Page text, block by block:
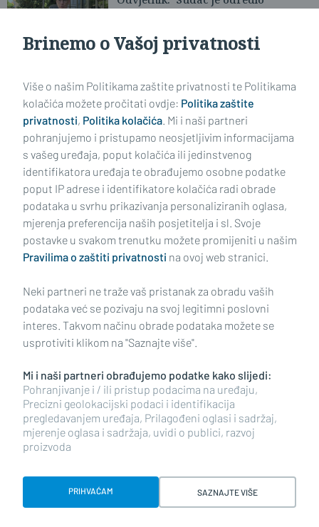
Impressum Uvjeti korištenja Politika privatnosti
Politika kolačića Kontakt Pritužbe Suradnici
Oglašavanje
RUBRIKE
BRODSKO-POSAVSKA ŽUPANIJA
POŽEŠKO-SLAVONSKA ŽUPANIJA
Brinemo o Vašoj privatnosti
Više o našim Politikama zaštite privatnosti te Politikama
kolačića možete pročitati ovdje: Politika zaštite
privatnosti, Politika kolačića. Mi i naši partneri
pohranjujemo i pristupamo neosjetljivim informacijama
s vašeg uređaja, poput kolačića ili jedinstvenog
identifikatora uređaja te obrađujemo osobne podatke
poput IP adrese i identifikatore kolačića radi obrade
podataka u svrhu prikazivanja personaliziranih oglasa,
mjerenja preferencija naših posjetitelja i sl. Svoje
postavke u svakom trenutku možete promijeniti u našim
Pravilima o zaštiti privatnosti na ovoj web stranici.
Neki partneri ne traže vaš pristanak za obradu vaših
podataka već se pozivaju na svoj legitimni poslovni
interes. Takvom načinu obrade podataka možete se
usprotiviti klikom na "Saznajte više".
Mi i naši partneri obrađujemo podatke kako slijedi:
Pohranjivanje i / ili pristup podacima na uređaju,
Precizni geolokacijski podaci i identifikacija
pregledavanjem uređaja, Prilagođeni oglasi i sadržaj,
mjerenje oglasa i sadržaja, uvidi o publici, razvoj
proizvoda
PRIHVAĆAM SAZNAJTE VIŠE